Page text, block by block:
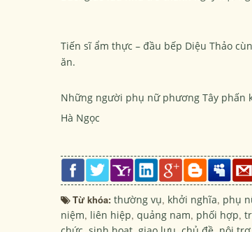
Tiến sĩ ẩm thực – đầu bếp Diệu Thảo
ăn.
Những người phụ nữ phương Tây phấn
Hà Ngọc
Từ khóa: thường vụ, khởi nghĩa, phụ
niệm, liên hiệp, quảng nam, phối hợp,